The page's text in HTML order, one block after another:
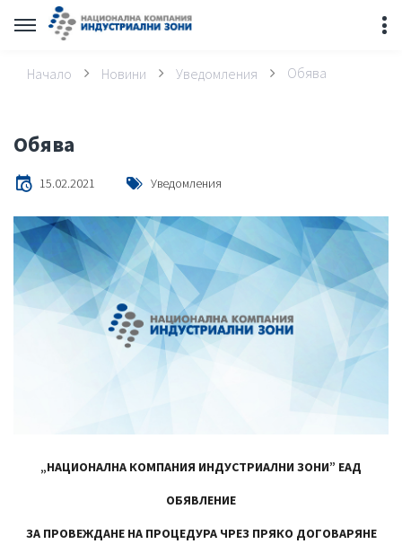
Начало Новини Уведомления Обява
Обява
15.02.2021 Уведомления
„НАЦИОНАЛНА КОМПАНИЯ ИНДУСТРИАЛНИ ЗОНИ” ЕАД
ОБЯВЛЕНИЕ
ЗА ПРОВЕЖДАНЕ НА ПРОЦЕДУРА ЧРЕЗ ПРЯКО ДОГОВАРЯНЕ